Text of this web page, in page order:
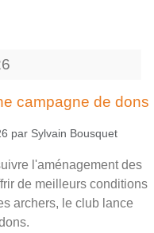
campagne de dons
par Sylvain Bousquet
l'aménagement des
de meilleurs conditions
archers, le club lance